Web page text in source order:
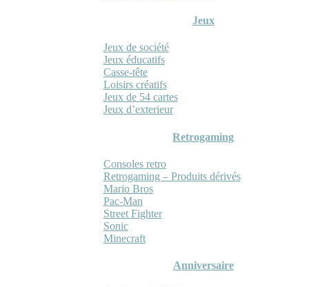
Jeux
Jeux de société
Jeux éducatifs
Casse-tête
Loisirs créatifs
Jeux de 54 cartes
Jeux d’exterieur
Retrogaming
Consoles retro
Retrogaming – Produits dérivés
Mario Bros
Pac-Man
Street Fighter
Sonic
Minecraft
Anniversaire